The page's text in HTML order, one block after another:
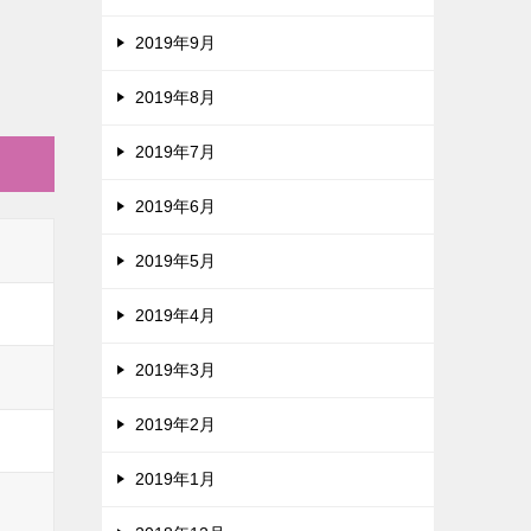
2019年9月
2019年8月
2019年7月
2019年6月
2019年5月
2019年4月
2019年3月
2019年2月
2019年1月